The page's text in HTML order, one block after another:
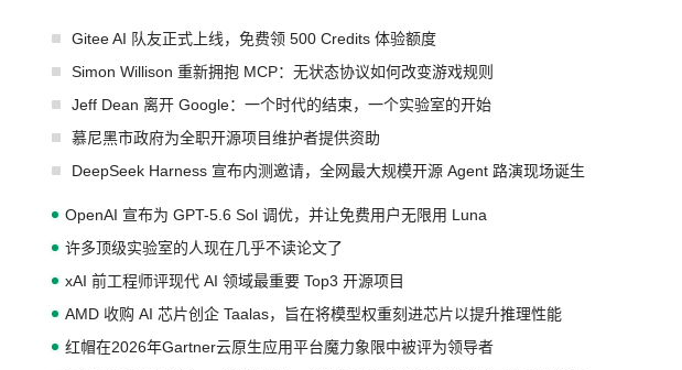
Gitee AI 队友正式上线，免费领 500 Credits 体验额度
Simon Willison 重新拥抱 MCP：无状态协议如何改变游戏规则
Jeff Dean 离开 Google：一个时代的结束，一个实验室的开始
慕尼黑市政府为全职开源项目维护者提供资助
DeepSeek Harness 宣布内测邀请，全网最大规模开源 Agent 路演现场诞生
OpenAI 宣布为 GPT-5.6 Sol 调优，并让免费用户无限用 Luna
许多顶级实验室的人现在几乎不读论文了
xAI 前工程师评现代 AI 领域最重要 Top3 开源项目
AMD 收购 AI 芯片创企 Taalas，旨在将模型权重刻进芯片以提升推理性能
红帽在2026年Gartner云原生应用平台魔力象限中被评为领导者